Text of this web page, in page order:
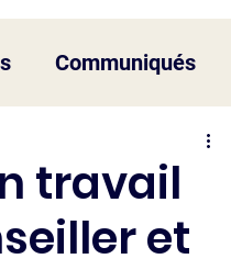
Communiqués
travail
et